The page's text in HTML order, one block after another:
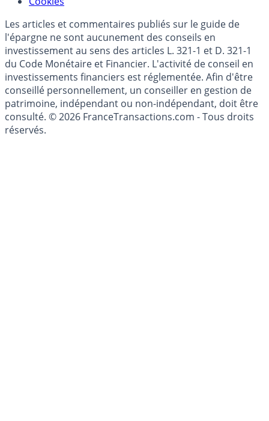
Les articles et commentaires publiés sur le guide de
l'épargne ne sont aucunement des conseils en
investissement au sens des articles L. 321-1 et D. 321-1
du Code Monétaire et Financier. L'activité de conseil en
investissements financiers est réglementée. Afin d'être
conseillé personnellement, un conseiller en gestion de
patrimoine, indépendant ou non-indépendant, doit être
consulté. © 2026 FranceTransactions.com - Tous droits
réservés.